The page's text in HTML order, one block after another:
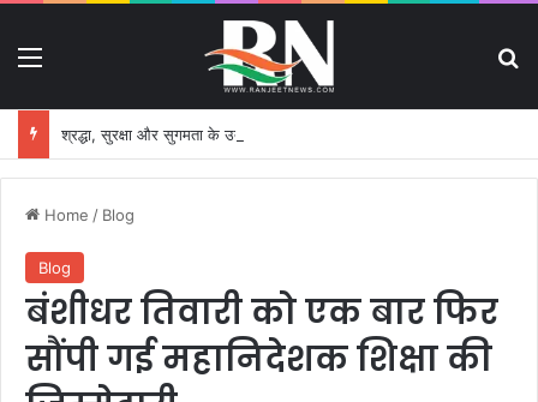
Home / Blog
Blog
बंशीधर तिवारी को एक बार फिर
सौंपी गई महानिदेशक शिक्षा की